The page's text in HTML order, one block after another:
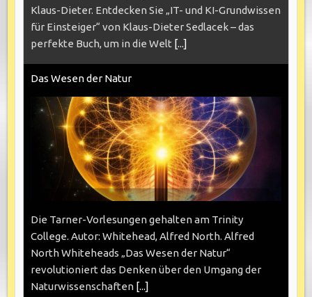
Klaus-Dieter. Entdecken Sie „IT- und KI-Grundwissen
für Einsteiger“ von Klaus-Dieter Sedlacek – das
perfekte Buch, um in die Welt [...]
Das Wesen der Natur
Die Tarner-Vorlesungen gehalten am Trinity
College. Autor: Whitehead, Alfred North. Alfred
North Whiteheads „Das Wesen der Natur“
revolutioniert das Denken über den Umgang der
Naturwissenschaften [...]